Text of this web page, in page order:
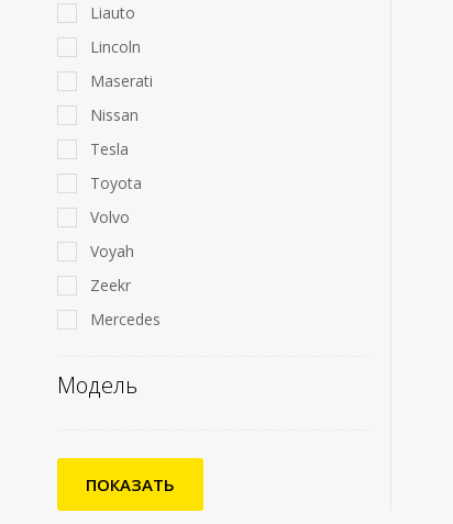
Liauto
Lincoln
Maserati
Nissan
Tesla
Toyota
Volvo
Voyah
Zeekr
Mercedes
Модель
ПОКАЗАТЬ